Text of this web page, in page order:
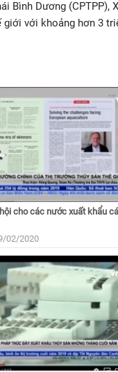
Bình Dương (CPTPP),
với khoảng hơn 3
hội cho các nước xuất khẩu cá
02/2020